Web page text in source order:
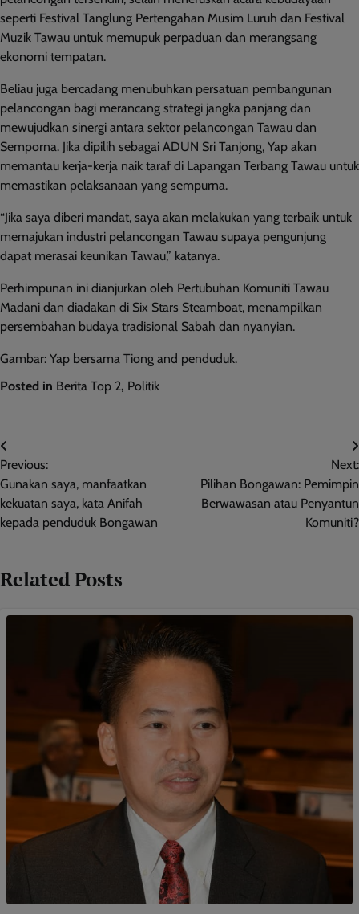
seperti Festival Tanglung Pertengahan Musim Luruh dan Festival
Muzik Tawau untuk memupuk perpaduan dan merangsang
ekonomi tempatan.
Beliau juga bercadang menubuhkan persatuan pembangunan
pelancongan bagi merancang strategi jangka panjang dan
mewujudkan sinergi antara sektor pelancongan Tawau dan
Semporna. Jika dipilih sebagai ADUN Sri Tanjong, Yap akan
memantau kerja-kerja naik taraf di Lapangan Terbang Tawau untuk
memastikan pelaksanaan yang sempurna.
“Jika saya diberi mandat, saya akan melakukan yang terbaik untuk
memajukan industri pelancongan Tawau supaya pengunjung
dapat merasai keunikan Tawau,” katanya.
Perhimpunan ini dianjurkan oleh Pertubuhan Komuniti Tawau
Madani dan diadakan di Six Stars Steamboat, menampilkan
persembahan budaya tradisional Sabah dan nyanyian.
Gambar: Yap bersama Tiong and penduduk.
Posted in Berita Top 2, Politik
Post
navigation
Previous:
Gunakan saya, manfaatkan
kekuatan saya, kata Anifah
kepada penduduk Bongawan
Next:
Pilihan Bongawan: Pemimpin
Berwawasan atau Penyantun
Komuniti?
Related Posts